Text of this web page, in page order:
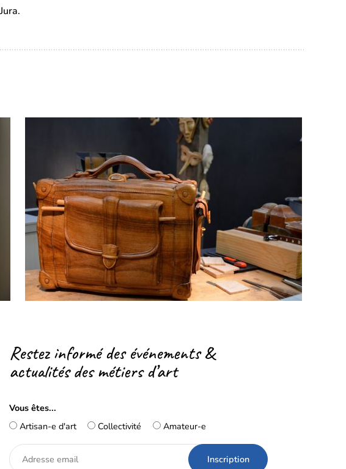
Restez informé des événements &
actualités des métiers d’art
Vous êtes...
Artisan-e d'art
Collectivité Amateur-e
Adresse